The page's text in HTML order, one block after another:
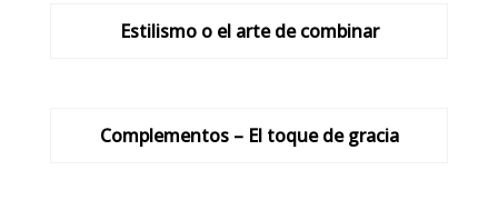
Estilismo o el arte de combinar
Complementos – El toque de gracia